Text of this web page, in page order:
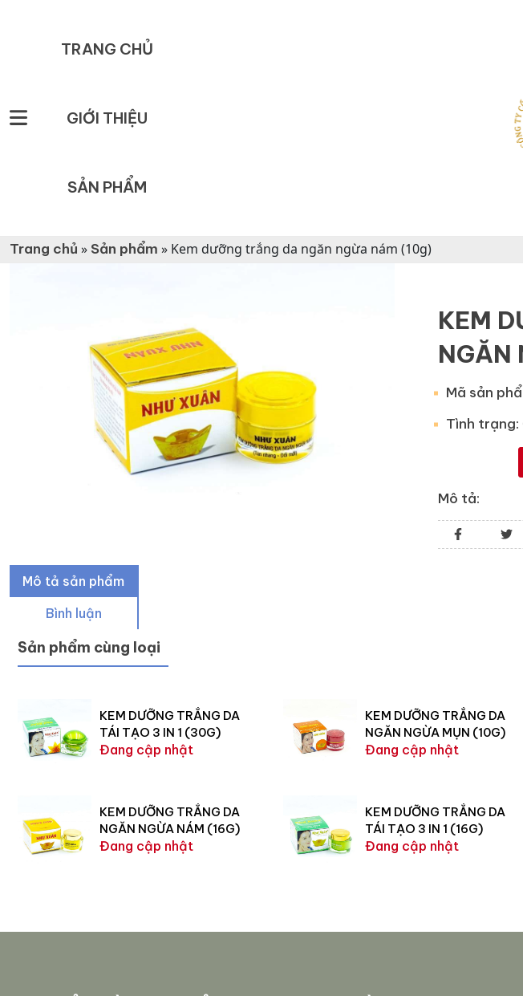
TRANG CHỦ
GIỚI THIỆU
SẢN PHẨM
Trang chủ »Sản phẩm » Kem dưỡng trắng da ngăn ngừa nám (10g)
KEM
NGĂN
Mã sản
Tình trạng:
Mô tả:
Mô tả sản phẩm
Bình luận
Sản phẩm cùng loại
KEM DƯỠNG TRẮNG DA
TÁI TẠO 3 IN 1 (30G)
Đang cập nhật
KEM DƯỠNG TRẮNG DA
NGĂN NGỪA MỤN (10G)
Đang cập nhật
KEM DƯỠNG TRẮNG DA
NGĂN NGỪA NÁM (16G)
Đang cập nhật
KEM DƯỠNG TRẮNG DA
TÁI TẠO 3 IN 1 (16G)
Đang cập nhật